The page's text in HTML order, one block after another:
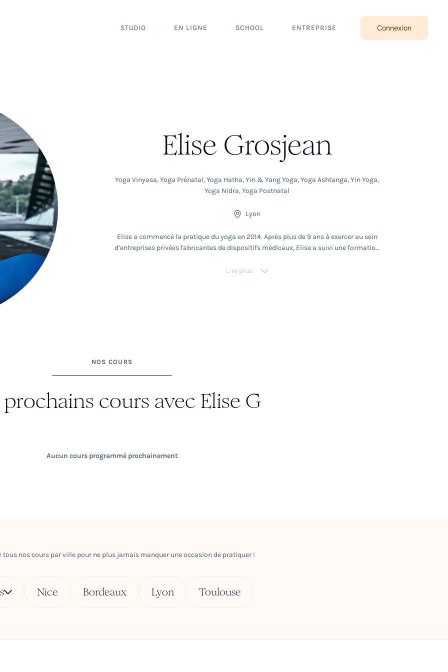
STUDIO EN LIGNE SCHOOL ENTREPRISE Connexion
Elise Grosjean
Yoga Vinyasa,Yoga Prénatal,Yoga Hatha,Yin & Yang Yoga,Yoga Ashtanga,Yin Yoga,
Yoga Nidra,Yoga Postnatal
Lyon
Elise a commencé la pratique du yoga en 2014. Après plus de 9 ans à exercer au sein
d’entreprises privées fabricantes de dispositifs médicaux, Elise a suivi une formation
Inde. Elle a commencé à enseigner en juin 2020 et a quitté son poste de cadre en mars
Lire plus
NOS COURS
cours avec Elise G
Aucun cours programmé prochainement
tous nos cours par ville pour ne plus jamais manquer une occasion de pratiquer !
Nice Bordeaux Lyon Toulouse